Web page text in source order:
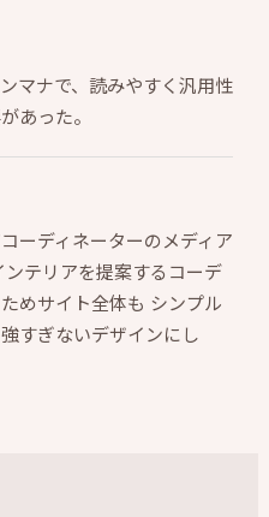
マナで、読みやすく汎用性
あった。
ーディネーターのメディア
テリアを提案するコーデ
めサイト全体も シンプル
すぎないデザインにし